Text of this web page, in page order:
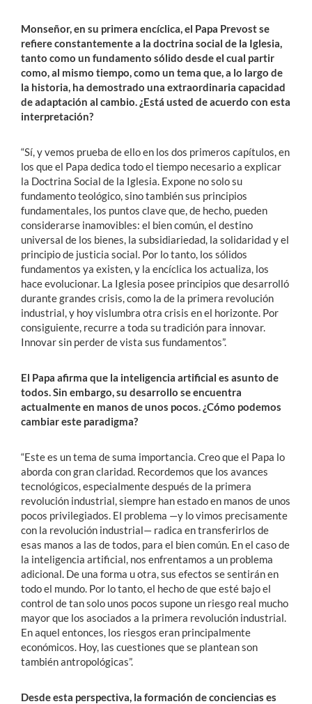
Monseñor, en su primera encíclica, el Papa Prevost se
refiere constantemente a la doctrina social de la Iglesia,
tanto como un fundamento sólido desde el cual partir
como, al mismo tiempo, como un tema que, a lo largo de
la historia, ha demostrado una extraordinaria capacidad
de adaptación al cambio. ¿Está usted de acuerdo con esta
interpretación?
“Sí, y vemos prueba de ello en los dos primeros capítulos, en
los que el Papa dedica todo el tiempo necesario a explicar
la Doctrina Social de la Iglesia. Expone no solo su
fundamento teológico, sino también sus principios
fundamentales, los puntos clave que, de hecho, pueden
considerarse inamovibles: el bien común, el destino
universal de los bienes, la subsidiariedad, la solidaridad y el
principio de justicia social. Por lo tanto, los sólidos
fundamentos ya existen, y la encíclica los actualiza, los
hace evolucionar. La Iglesia posee principios que desarrolló
durante grandes crisis, como la de la primera revolución
industrial, y hoy vislumbra otra crisis en el horizonte. Por
consiguiente, recurre a toda su tradición para innovar.
Innovar sin perder de vista sus fundamentos”.
El Papa afirma que la inteligencia artificial es asunto de
todos. Sin embargo, su desarrollo se encuentra
actualmente en manos de unos pocos. ¿Cómo podemos
cambiar este paradigma?
“Este es un tema de suma importancia. Creo que el Papa lo
aborda con gran claridad. Recordemos que los avances
tecnológicos, especialmente después de la primera
revolución industrial, siempre han estado en manos de unos
pocos privilegiados. El problema —y lo vimos precisamente
con la revolución industrial— radica en transferirlos de
esas manos a las de todos, para el bien común. En el caso de
la inteligencia artificial, nos enfrentamos a un problema
adicional. De una forma u otra, sus efectos se sentirán en
todo el mundo. Por lo tanto, el hecho de que esté bajo el
control de tan solo unos pocos supone un riesgo real mucho
mayor que los asociados a la primera revolución industrial.
En aquel entonces, los riesgos eran principalmente
económicos. Hoy, las cuestiones que se plantean son
también antropológicas”.
Desde esta perspectiva, la formación de conciencias es